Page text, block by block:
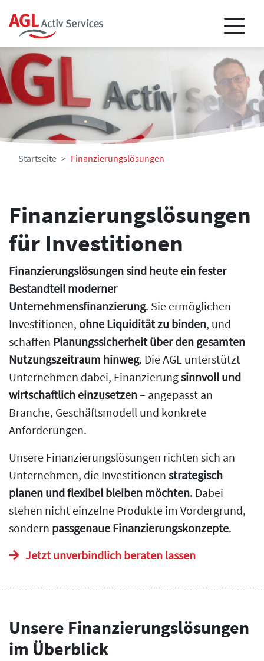
Startseite Finanzierungslösungen
Finanzierungslösungen
für Investitionen
Finanzierungslösungen sind heute ein fester
Bestandteil moderner
Unternehmensfinanzierung. Sie ermöglichen
Investitionen, ohne Liquidität zu binden, und
schaffen Planungssicherheit über den gesamten
Nutzungszeitraum hinweg. Die AGL unterstützt
Unternehmen dabei, Finanzierungsinnvoll und
wirtschaftlich einzusetzen– angepasst an
Branche, Geschäftsmodell und konkrete
Anforderungen.
Unsere Finanzierungslösungen richten sich an
Unternehmen, die Investitionen strategisch
planen und flexibel bleiben möchten. Dabei
stehen nicht einzelne Produkte im Vordergrund,
sondern passgenaue Finanzierungskonzepte.
Jetzt unverbindlich beraten lassen
Unsere Finanzierungslösungen
im Überblick